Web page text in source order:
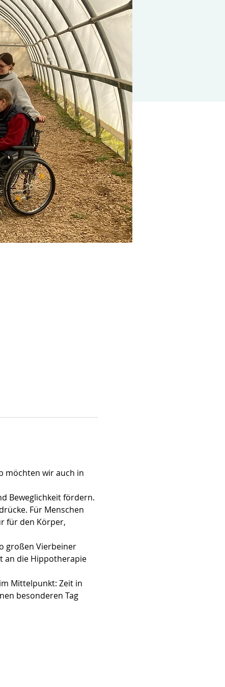
möchten wir auch in
Beweglichkeit fördern.
Für Menschen
für den Körper,
großen Vierbeiner
an die Hippotherapie
Mittelpunkt: Zeit in
besonderen Tag